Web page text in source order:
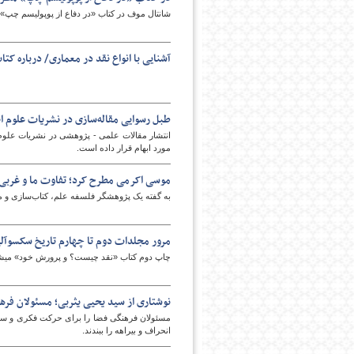
پایگاه اطلاع رسانی
شانتال موف در کتاب «در دفاع از پوپولیسم
آشنایی با انواع نقد در معماری/ درباره
طبل رسوایی مقاله‌سازی در نشریات علوم
انتشار مقالات علمی - پژوهشی در نشریات
مورد ابهام قرار داده است.
موسی اکرمی مطرح کرد؛ تفاوت ما و
به گفته یک پژوهشگر فلسفه علم، کتاب‌سازی و
مرور مجلدات دوم تا چهارم تاریخ
چاپ دوم کتاب «نقد چیست؟ و پرورش خود»
نوشتاری از سید یحیی یثربی؛ مسئولان
مسئولان فرهنگی فضا را برای حرکت فکری و
انحراف و بیراهه را ببندند.